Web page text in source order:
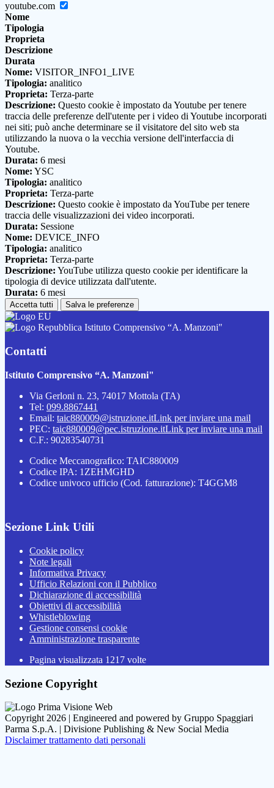
youtube.com
Nome
Tipologia
Proprieta
Descrizione
Durata
Nome: VISITOR_INFO1_LIVE
Tipologia: analitico
Proprieta: Terza-parte
Descrizione: Questo cookie è impostato da Youtube per tenere
traccia delle preferenze dell'utente per i video di Youtube incorporati
nei siti; può anche determinare se il visitatore del sito web sta
utilizzando la nuova o la vecchia versione dell'interfaccia di
Youtube.
Durata: 6 mesi
Nome: YSC
Tipologia: analitico
Proprieta: Terza-parte
Descrizione: Questo cookie è impostato da YouTube per tenere
traccia delle visualizzazioni dei video incorporati.
Durata: Sessione
Nome: DEVICE_INFO
Tipologia: analitico
Proprieta: Terza-parte
Descrizione: YouTube utilizza questo cookie per identificare la
tipologia di device utilizzata dall'utente.
Durata: 6 mesi
Accetta tutti Salva le preferenze
Istituto Comprensivo “A. Manzoni"
Contatti
Istituto Comprensivo “A. Manzoni"
Via Gerloni n. 23, 74017 Mottola (TA)
Tel: 099.8867441
Email: taic880009@istruzione.itLink per inviare una mail
PEC: taic880009@pec.istruzione.itLink per inviare una mail
C.F.: 90283540731
Codice Meccanografico: TAIC880009
Codice IPA: 1ZEHMGHD
Codice univoco ufficio (Cod. fatturazione): T4GGM8
Sezione Link Utili
Cookie policy
Note legali
Informativa Privacy
Ufficio Relazioni con il Pubblico
Dichiarazione di accessibilità
Obiettivi di accessibilità
Whistleblowing
Gestione consensi cookie
Amministrazione trasparente
Pagina visualizzata 1217 volte
Sezione Copyright
Copyright 2026 | Engineered and powered by Gruppo Spaggiari
Parma S.p.A. | Divisione Publishing & New Social Media
Disclaimer trattamento dati personali